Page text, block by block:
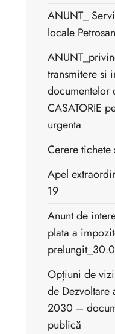
ANUNT_
locale
transmitere si
documentelor
CASATORIE
urgenta
Cerere tichete
Apel
19
Anunt de
plata a
Opțiuni de
de Dezvoltare
2030 –
publică